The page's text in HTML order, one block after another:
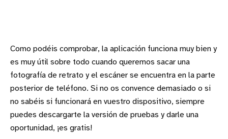
Como podéis comprobar, la aplicación funciona muy bien y
es muy útil sobre todo cuando queremos sacar una
fotografía de retrato y el escáner se encuentra en la parte
posterior de teléfono. Si no os convence demasiado o si
no sabéis si funcionará en vuestro dispositivo, siempre
puedes descargarte la versión de pruebas y darle una
oportunidad, ¡es gratis!